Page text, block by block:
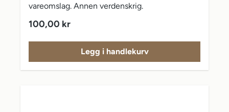
vareomslag. Annen verdenskrig.
Vanlig pris:
100,00 kr
Legg i handlekurv